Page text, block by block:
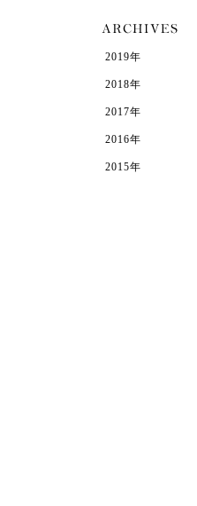
2019年
2018年
2017年
2016年
2015年